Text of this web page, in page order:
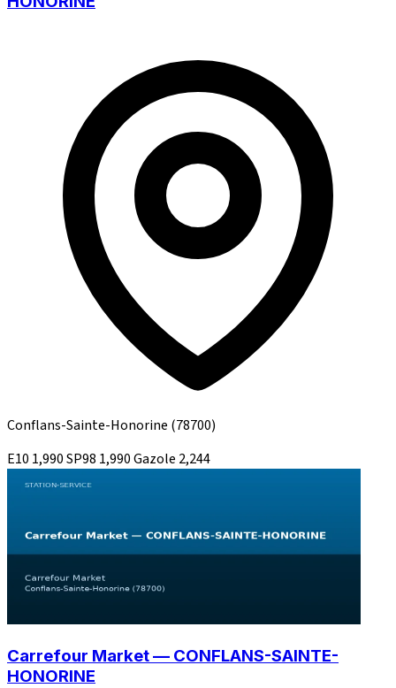
Conflans-Sainte-Honorine (78700)
E10 1,990SP98 1,990Gazole 2,244
Carrefour Market — CONFLANS-SAINTE-
HONORINE